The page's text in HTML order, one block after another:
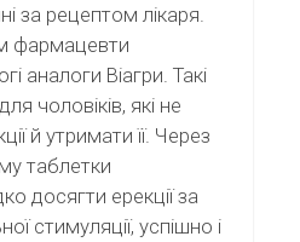
за рецептом лікаря.
фармацевти
аналоги Віагри. Такі
чоловіків, які не
й утримати її. Через
таблетки
досягти ерекції за
стимуляції, успішно і